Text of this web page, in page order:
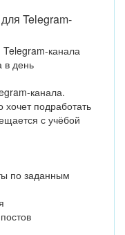
Telegram-
канала
в день
канала.
хочет подработать
с учёбой
по заданным